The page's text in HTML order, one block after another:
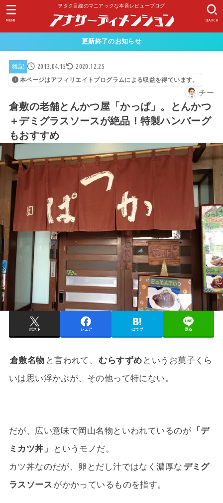
ヲタク目線のマニアックな本音レビューブログ
SEARCH
MENU
更新終了のお知らせ
雑記 2013.04.15 2020.12.25
本ページはアフィリエイトプログラムによる収益を得ています。
チー
倉敷の老舗とんかつ屋「かっぱ」。とんかつ
＋デミグラスソースが絶品！特製ハンバーグ
もおすすめ
ポスト シェア はてブ 送る
倉敷名物 と言われて、 むらすずめ というお菓子くら
いは思い浮かぶが、その他って特にない。
だが、広い意味で岡山名物といわれているのが 「デ
ミカツ丼」
というモノだ。
カツ丼なのだが、卵とだし汁ではなく濃厚な デミグ
ラスソース がかかっているものを指す。